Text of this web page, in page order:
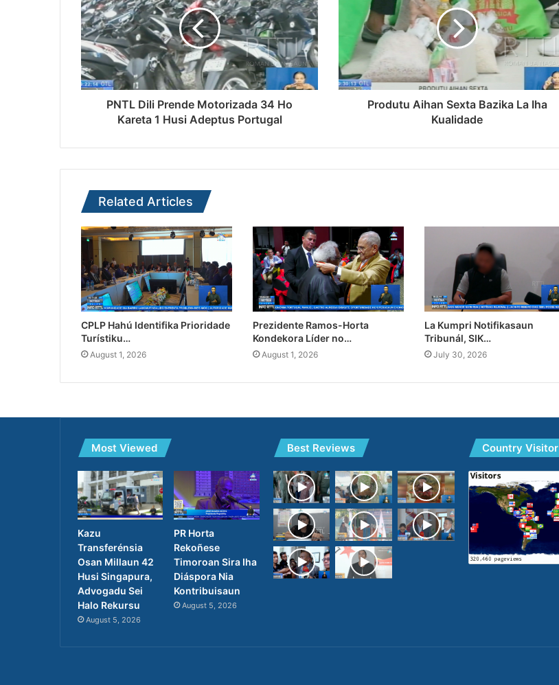
PNTL Dili Prende Motorizada 34 Ho
Kareta 1 Husi Adeptus Portugal
Produtu Aihan Sexta Bazika La Iha
Kualidade
Related Articles
CPLP Hahú Identifika Prioridade
Turístiku…
August 1, 2026
Prezidente Ramos-Horta
Kondekora Líder no…
August 1, 2026
La Kumpri Notifikasaun
Tribunál, SIK…
July 30, 2026
Most Viewed
Kazu
Transferénsia
Osan Millaun 42
Husi Singapura,
Advogadu Sei
Halo Rekursu
August 5, 2026
PR Horta
Rekoñese
Timoroan Sira Iha
Diáspora Nia
Kontribuisaun
August 5, 2026
Best Reviews Country Visitor